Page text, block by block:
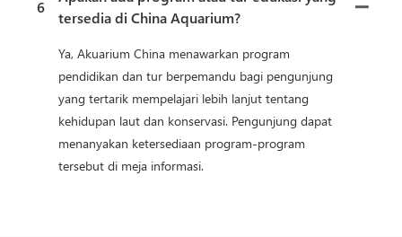
6
tersedia di China Aquarium?
Ya, Akuarium China menawarkan program
pendidikan dan tur berpemandu bagi pengunjung
yang tertarik mempelajari lebih lanjut tentang
kehidupan laut dan konservasi. Pengunjung dapat
menanyakan ketersediaan program-program
tersebut di meja informasi.